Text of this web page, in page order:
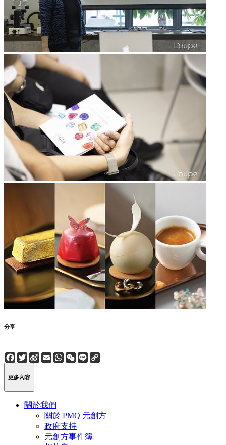
分享
Facebook
Twitter
Sina
Weibo
EmailWhatsApp
WeChat
Line
更多內容
關於我們
關於 PMQ 元創方
政府支持
元創方事件簿